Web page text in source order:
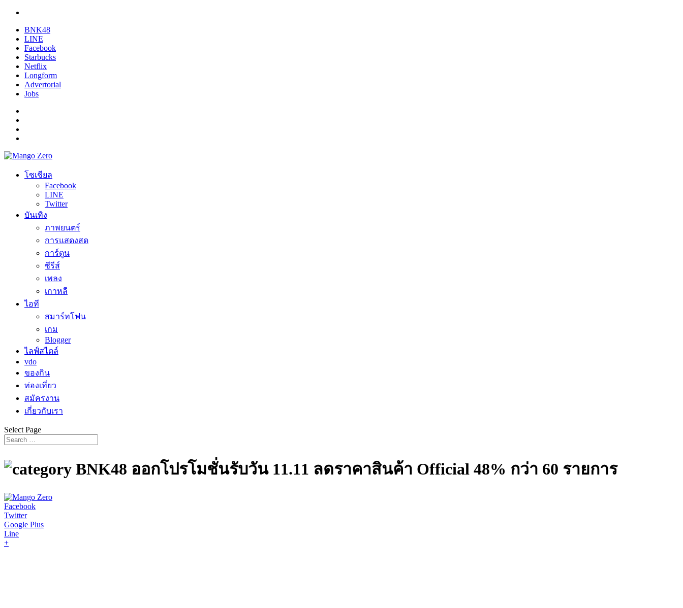
BNK48
LINE
Facebook
Starbucks
Netflix
Longform
Advertorial
Jobs
โซเชียล
Facebook
LINE
Twitter
บันเทิง
ภาพยนตร์
การแสดงสด
การ์ตูน
ซีรีส์
เพลง
เกาหลี
ไอที
สมาร์ทโฟน
เกม
Blogger
ไลฟ์สไตล์
vdo
ของกิน
ท่องเที่ยว
สมัครงาน
เกี่ยวกับเรา
Select Page
BNK48 ออกโปรโมชั่นรับวัน 11.11 ลดราคาสินค้า Official 48% กว่า 60 รายการ
Facebook
Twitter
Google Plus
Line
+